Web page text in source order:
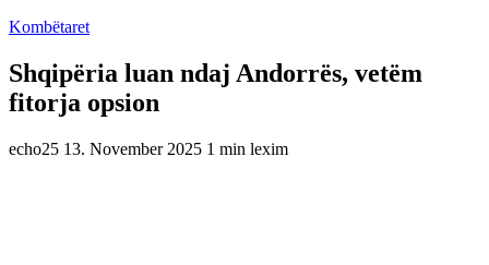
Kombëtaret
Shqipëria luan ndaj Andorrës, vetëm
fitorja opsion
echo25 13. November 2025 1 min lexim